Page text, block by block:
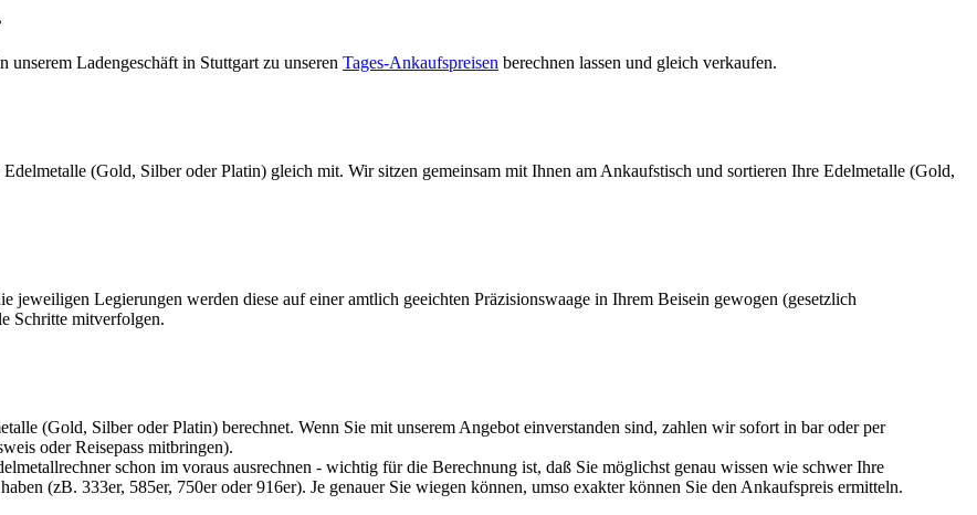
Ladengeschäft in Stuttgart zu unseren Tages-Ankaufspreisen berechnen lassen und gleich verkaufen.
(Gold, Silber oder Platin) gleich mit. Wir sitzen gemeinsam mit Ihnen am Ankaufstisch und sortieren Ihre Edelmetalle (Gold,
Legierungen werden diese auf einer amtlich geeichten Präzisionswaage in Ihrem Beisein gewogen (gesetzlich
Schritte mitverfolgen.
(Gold, Silber oder Platin) berechnet. Wenn Sie mit unserem Angebot einverstanden sind, zahlen wir sofort in bar oder per
oder Reisepass mitbringen).
schon im voraus ausrechnen - wichtig für die Berechnung ist, daß Sie möglichst genau wissen wie schwer Ihre
(zB. 333er, 585er, 750er oder 916er). Je genauer Sie wiegen können, umso exakter können Sie den Ankaufspreis ermitteln.